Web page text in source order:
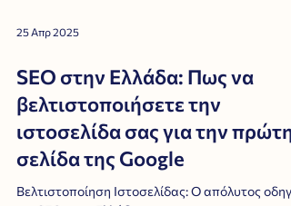
25 Απρ 2025
SEO στην Ελλάδα: Πως να
βελτιστοποιήσετε την
ιστοσελίδα σας για την πρώτη